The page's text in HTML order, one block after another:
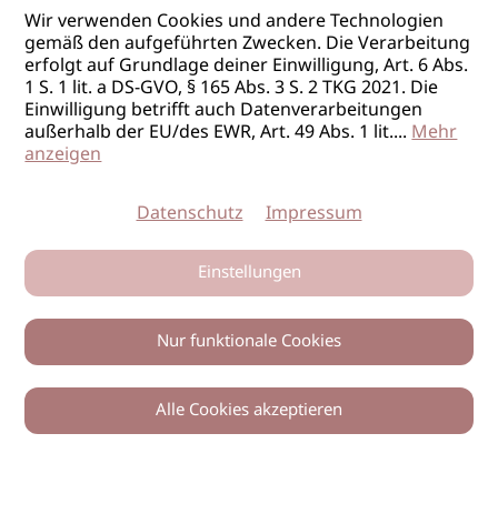
0
Wir verwenden Cookies und andere Technologien
gemäß den aufgeführten Zwecken. Die Verarbeitung
erfolgt auf Grundlage deiner Einwilligung, Art. 6 Abs.
1 S. 1 lit. a DS-GVO, § 165 Abs. 3 S. 2 TKG 2021. Die
Einwilligung betrifft auch Datenverarbeitungen
außerhalb der EU/des EWR, Art. 49 Abs. 1 lit....Mehr
anzeigen
Datenschutz Impressum
Einstellungen
Nur funktionale Cookies
Alle Cookies akzeptieren